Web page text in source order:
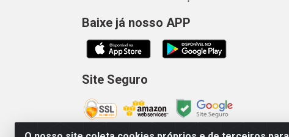
Baixe já nosso APP
Site Seguro